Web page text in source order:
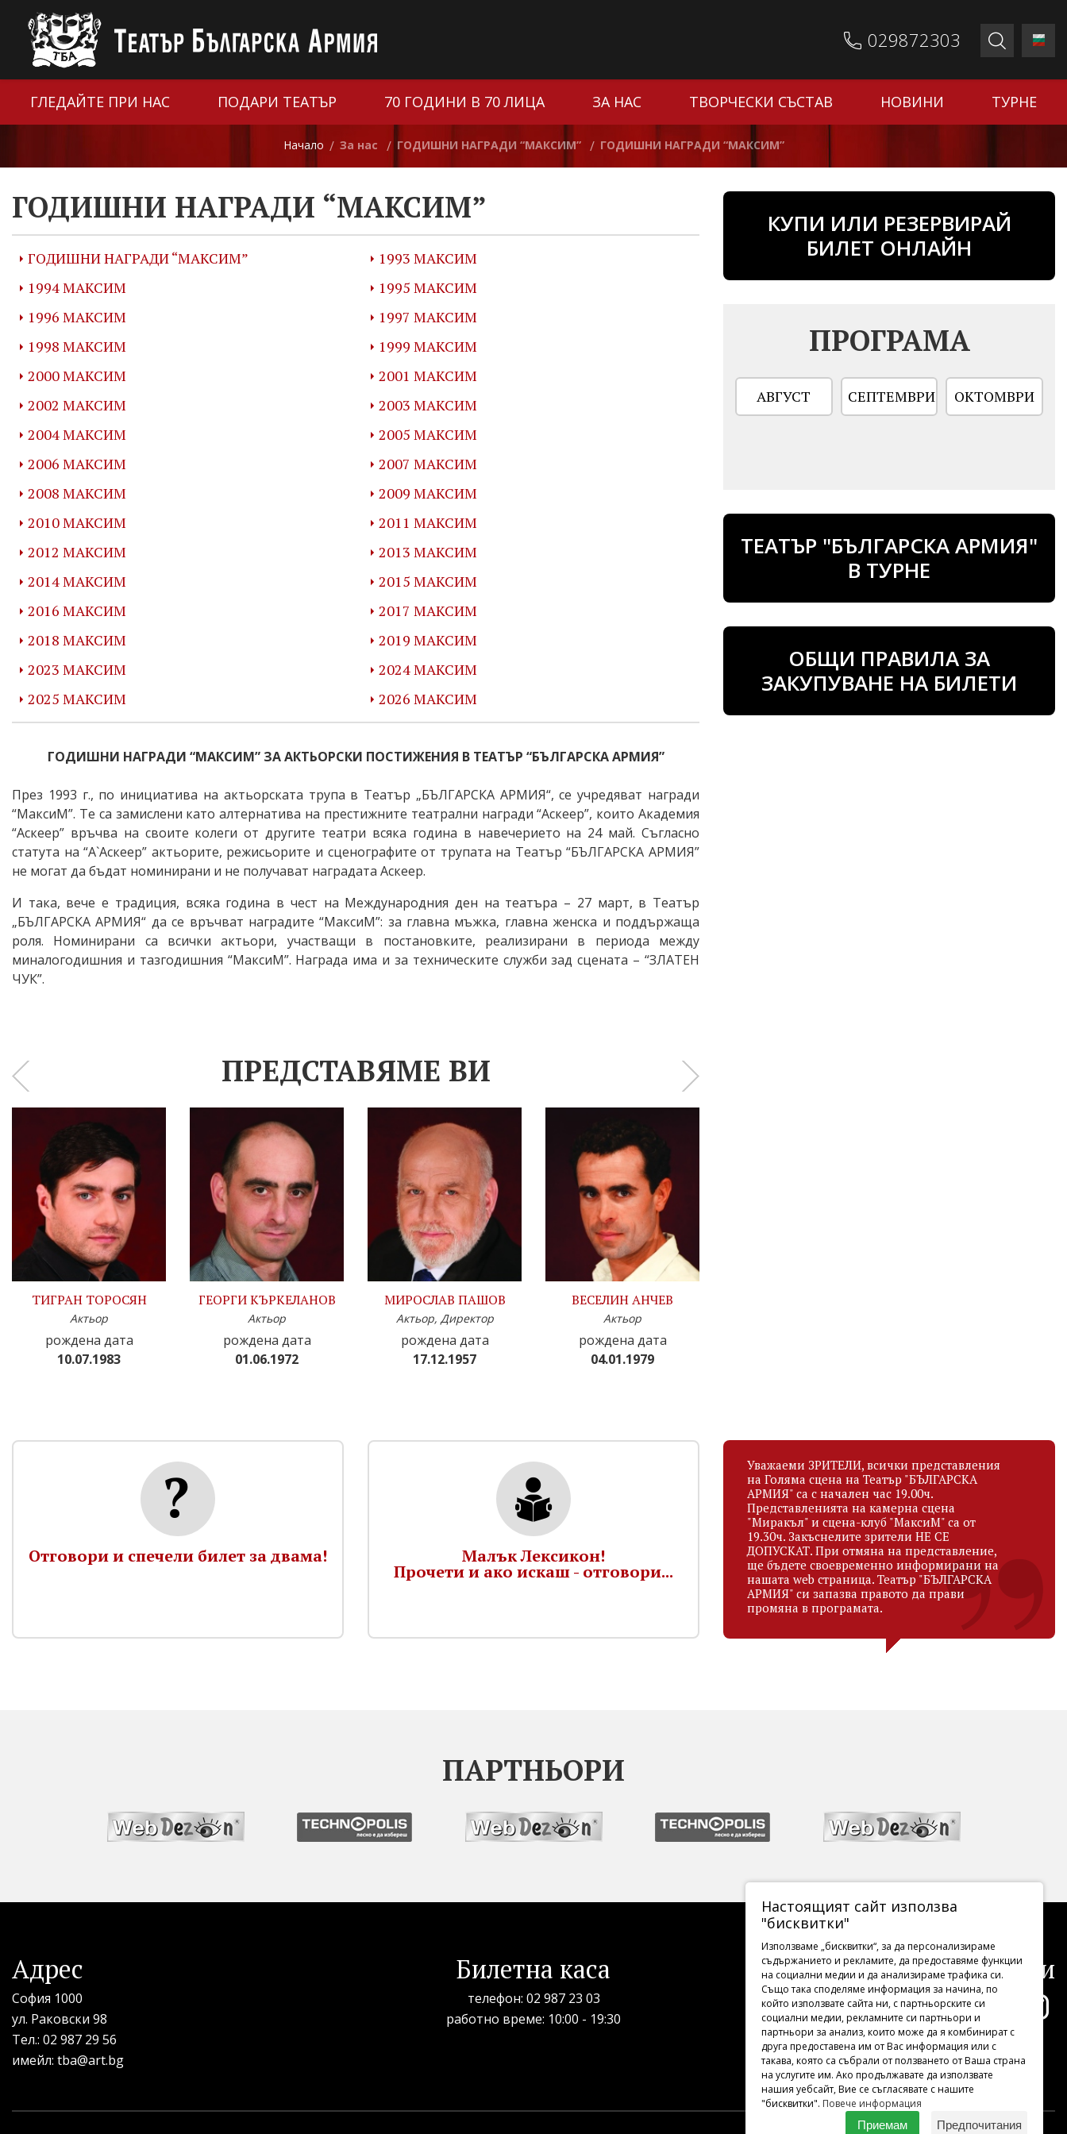
029872303
ГЛЕДАЙТЕ ПРИ НАС ПОДАРИ ТЕАТЪР 70 ГОДИНИ В 70 ЛИЦА ЗА НАС ТВОРЧЕСКИ СЪСТАВ НОВИНИ ТУРНЕ
Начало / За нас / ГОДИШНИ НАГРАДИ “МАКСИМ” / ГОДИШНИ НАГРАДИ “МАКСИМ”
ГОДИШНИ НАГРАДИ “МАКСИМ”
ГОДИШНИ НАГРАДИ “МАКСИМ”
1993 МАКСИМ
1994 МАКСИМ
1995 МАКСИМ
1996 МАКСИМ
1997 МАКСИМ
1998 МАКСИМ
1999 МАКСИМ
2000 МАКСИМ
2001 МАКСИМ
2002 МАКСИМ
2003 МАКСИМ
2004 МАКСИМ
2005 МАКСИМ
2006 МАКСИМ
2007 МАКСИМ
2008 МАКСИМ
2009 МАКСИМ
2010 МАКСИМ
2011 МАКСИМ
2012 МАКСИМ
2013 МАКСИМ
2014 МАКСИМ
2015 МАКСИМ
2016 МАКСИМ
2017 МАКСИМ
2018 МАКСИМ
2019 МАКСИМ
2023 МАКСИМ
2024 МАКСИМ
2025 МАКСИМ
2026 МАКСИМ
ГОДИШНИ НАГРАДИ “МАКСИМ” ЗА АКТЬОРСКИ ПОСТИЖЕНИЯ В ТЕАТЪР “БЪЛГАРСКА АРМИЯ”
През 1993 г., по инициатива на актьорската трупа в Театър „БЪЛГАРСКА АРМИЯ“, се учредяват награди
“МаксиМ”. Те са замислени като алтернатива на престижните театрални награди “Аскеер”, които Академия
“Аскеер” връчва на своите колеги от другите театри всяка година в навечерието на 24 май. Съгласно
статута на “А`Аскеер” актьорите, режисьорите и сценографите от трупата на Театър “БЪЛГАРСКА АРМИЯ”
не могат да бъдат номинирани и не получават наградата Аскеер.
И така, вече е традиция, всяка година в чест на Международния ден на театъра – 27 март, в Театър
„БЪЛГАРСКА АРМИЯ“ да се връчват наградите “МаксиМ”: за главна мъжка, главна женска и поддържаща
роля. Номинирани са всички актьори, участващи в постановките, реализирани в периода между
миналогодишния и тазгодишния “МаксиМ”. Награда има и за техническите служби зад сцената – “ЗЛАТЕН
ЧУК”.
ПРЕДСТАВЯМЕ ВИ
ТИГРАН ТОРОСЯН
Актьор
рождена дата
10.07.1983
ГЕОРГИ КЪРКЕЛАНОВ
Актьор
рождена дата
01.06.1972
МИРОСЛАВ ПАШОВ
Актьор, Директор
рождена дата
17.12.1957
ВЕСЕЛИН АНЧЕВ
Актьор
рождена дата
04.01.1979
‹ ›
КУПИ ИЛИ РЕЗЕРВИРАЙ
БИЛЕТ ОНЛАЙН
ПРОГРАМА
АВГУСТ СЕПТЕМВРИ ОКТОМВРИ
ТЕАТЪР "БЪЛГАРСКА АРМИЯ"
В ТУРНЕ
ОБЩИ ПРАВИЛА ЗА
ЗАКУПУВАНЕ НА БИЛЕТИ
Отговори и спечели билет за двама! Малък Лексикон!
Прочети и ако искаш - отговори...
Уважаеми ЗРИТЕЛИ, всички представления
на Голяма сцена на Театър "БЪЛГАРСКА
АРМИЯ" са с начален час 19.00ч.
Представленията на камерна сцена
"Миракъл" и сцена-клуб "МаксиМ" са от
19.30ч. Закъснелите зрители НЕ СЕ
ДОПУСКАТ. При отмяна на представление,
ще бъдете своевременно информирани на
нашата web страница. Театър "БЪЛГАРСКА
АРМИЯ" си запазва правото да прави
промяна в програмата.
ПАРТНЬОРИ
Адрес
София 1000
ул. Раковски 98
Тел.: 02 987 29 56
имейл: tba@art.bg
Билетна каса
телефон: 02 987 23 03
рабoтно време: 10:00 - 19:30
Последвайте ни
Настоящият сайт използва
"бисквитки"
Използваме „бисквитки“, за да персонализираме
съдържанието и рекламите, да предоставяме функции
на социални медии и да анализираме трафика си.
Също така споделяме информация за начина, по
който използвате сайта ни, с партньорските си
социални медии, рекламните си партньори и
партньори за анализ, които може да я комбинират с
друга предоставена им от Вас информация или с
такава, която са събрали от ползването от Ваша страна
на услугите им. Ако продължавате да използвате
нашия уебсайт, Вие се съгласявате с нашите
"бисквитки". Повече информация
Приемам
Предпочитания